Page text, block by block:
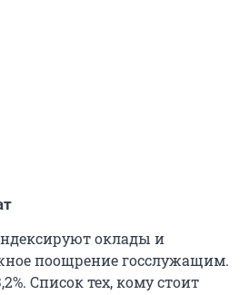
оклады и
поощрение госслужащим.
Список тех, кому стоит